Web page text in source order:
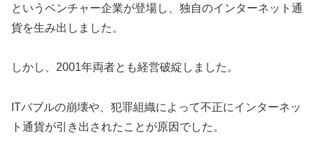
というベンチャー企業が登場し、独自のインターネット通
貨を生み出しました。
しかし、2001年両者とも経営破綻しました。
ITバブルの崩壊や、犯罪組織によって不正にインターネッ
ト通貨が引き出されたことが原因でした。